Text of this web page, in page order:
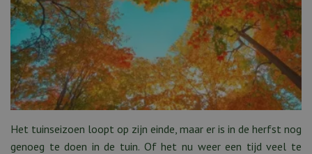
Het tuinseizoen loopt op zijn einde, maar er is in de herfst nog
genoeg te doen in de tuin. Of het nu weer een tijd veel te